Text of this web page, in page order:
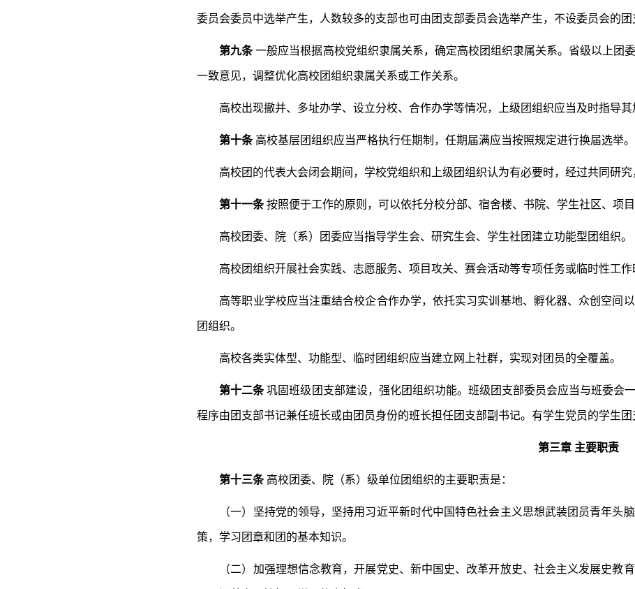
委员会委员中选举产生，人数较多的支部也可由团支部委员会选举产生，不设委员会的团
第九条一般应当根据高校党组织隶属关系，确定高校团组织隶属关系。省级以上团
一致意见，调整优化高校团组织隶属关系或工作关系。
高校出现撤并、多址办学、设立分校、合作办学等情况，上级团组织应当及时指导
第十条 高校基层团组织应当严格执行任期制，任期届满应当按照规定进行换届选举。
高校团的代表大会闭会期间，学校党组织和上级团组织认为有必要时，经过共同研
第十一条按照便于工作的原则，可以依托分校分部、宿舍楼、书院、学生社区、项
高校团委、院（系）团委应当指导学生会、研究生会、学生社团建立功能型团组织。
高校团组织开展社会实践、志愿服务、项目攻关、赛会活动等专项任务或临时性工作
高等职业学校应当注重结合校企合作办学，依托实习实训基地、孵化器、众创空间
团组织。
高校各类实体型、功能型、临时团组织应当建立网上社群，实现对团员的全覆盖。
第十二条巩固班级团支部建设，强化团组织功能。班级团支部委员会应当与班委会
程序由团支部书记兼任班长或由团员身份的班长担任团支部副书记。有学生党员的学生
第三章 主要职责
第十三条 高校团委、院（系）级单位团组织的主要职责是：
（一）坚持党的领导，坚持用习近平新时代中国特色社会主义思想武装团员青年
策，学习团章和团的基本知识。
（二）加强理想信念教育，开展党史、新中国史、改革开放史、社会主义发展史教